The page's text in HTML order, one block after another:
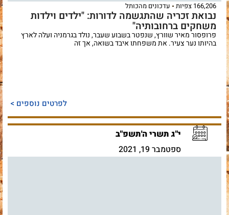
166,206 צפיות עדכונים מהכותל
נבואת זכריה שהתגשמה לדורות: "ילדים וילדות
משחקים ברחובותיה"
פרופסור מאיר שוורץ, שנפטר בשבוע שעבר, נולד בגרמניה ועלה לארץ
בהיותו נער צעיר. את משפחתו איבד בשואה, אך זה
לפרטים נוספים >
י"ג תשרי ה'תשפ"ב
ספטמבר 19, 2021